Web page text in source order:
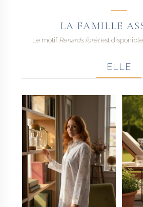
LA FAMILLE
Le motif Renards forêtest
ELLE